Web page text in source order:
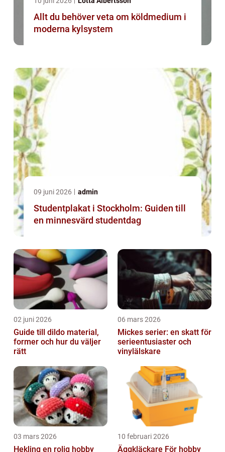
Allt du behöver veta om köldmedium i
moderna kylsystem
09 juni 2026 admin
Studentplakat i Stockholm: Guiden till
en minnesvärd studentdag
02 juni 2026
Guide till dildo material,
former och hur du väljer
rätt
06 mars 2026
Mickes serier: en skatt för
serieentusiaster och
vinylälskare
03 mars 2026
Hekling en rolig hobby
10 februari 2026
Äggkläckare För hobby